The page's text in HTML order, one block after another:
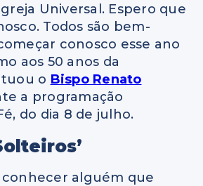
Universal. Espero que
Todos são bem-
conosco esse ano
aos 50 anos da
o Bispo Renato
a programação
do dia 8 de julho.
conhecer alguém que